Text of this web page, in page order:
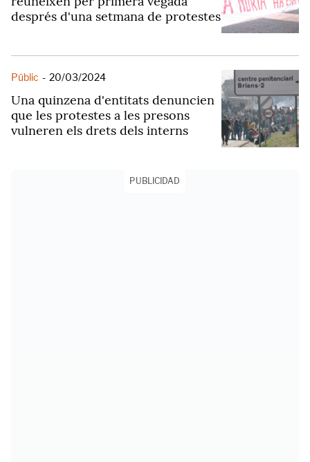
després d'una setmana de protestes
Públic - 20/03/2024
Una quinzena d'entitats denuncien
que les protestes a les presons
vulneren els drets dels interns
PUBLICIDAD